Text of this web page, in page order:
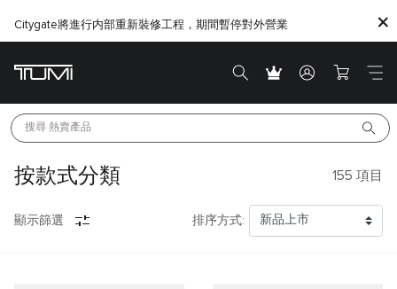
Citygate將進行内部重新裝修工程，期間暫停對外營業
搜尋 熱賣產品
按款式分類 155 項目
顯示篩選 排序方式: